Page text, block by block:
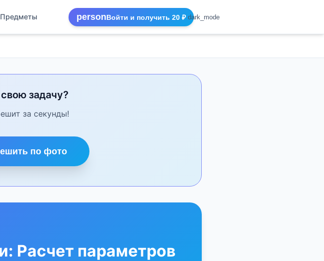
Предметы personВойти и получить 20 ₽ dark_mode
задачу?
за секунды!
по фото
Расчет параметров